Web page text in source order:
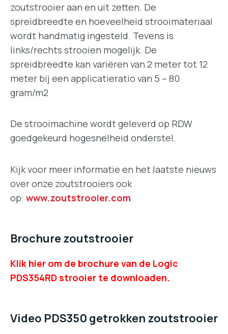
zoutstrooier aan en uit zetten. De
spreidbreedte en hoeveelheid strooimateriaal
wordt handmatig ingesteld. Tevens is
links/rechts strooien mogelijk. De
spreidbreedte kan variëren van 2 meter tot 12
meter bij een applicatieratio van 5 – 80
gram/m2
De strooimachine wordt geleverd op RDW
goedgekeurd hogesnelheid onderstel.
Kijk voor meer informatie en het laatste nieuws
over onze zoutstrooiers ook
op: www.zoutstrooier.com
Brochure zoutstrooier
Klik hier om de brochure van de Logic
PDS354RD strooier te downloaden.
Video PDS350 getrokken zoutstrooier